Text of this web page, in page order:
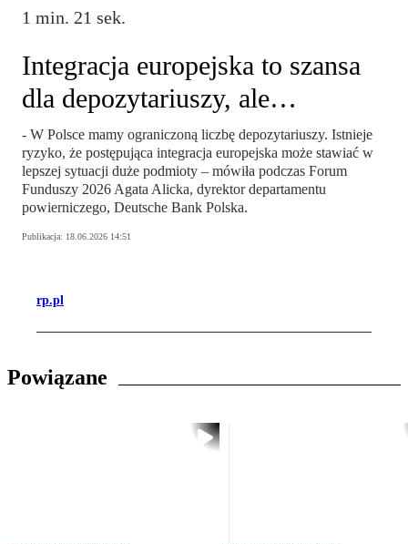
1 min. 21 sek.
Integracja europejska to szansa
dla depozytariuszy, ale…
- W Polsce mamy ograniczoną liczbę depozytariuszy. Istnieje
ryzyko, że postępująca integracja europejska może stawiać w
lepszej sytuacji duże podmioty – mówiła podczas Forum
Funduszy 2026 Agata Alicka, dyrektor departamentu
powierniczego, Deutsche Bank Polska.
Publikacja: 18.06.2026 14:51
rp.pl
Powiązane